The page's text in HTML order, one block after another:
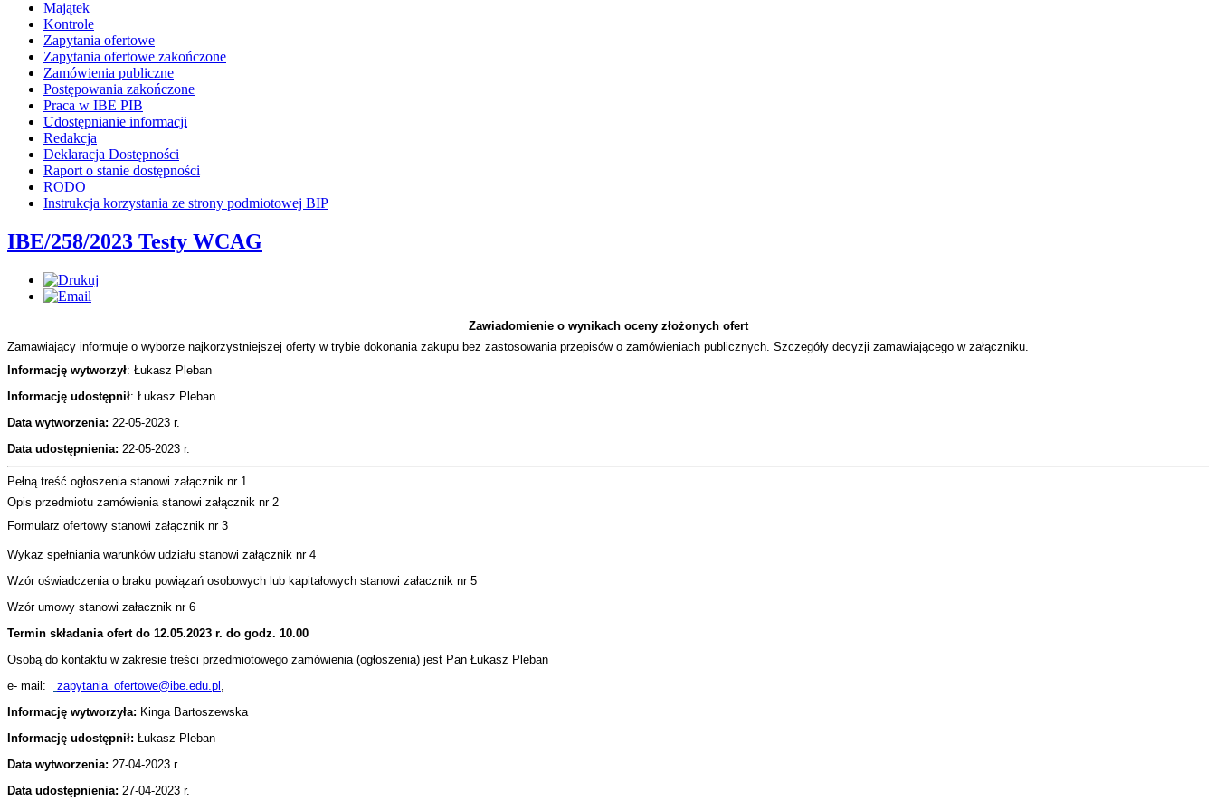
Majątek
Kontrole
Zapytania ofertowe
Zapytania ofertowe zakończone
Zamówienia publiczne
Postępowania zakończone
Praca w IBE PIB
Udostępnianie informacji
Redakcja
Deklaracja Dostępności
Raport o stanie dostępności
RODO
Instrukcja korzystania ze strony podmiotowej BIP
IBE/258/2023 Testy WCAG
Zawiadomienie o wynikach oceny złożonych ofert
Zamawiający informuje o wyborze najkorzystniejszej oferty w trybie dokonania zakupu bez zastosowania przepisów o zamówieniach publicznych. Szczegóły decyzji zamawiającego w załączniku
Informację wytworzył: Łukasz Pleban
Informację udostępnił: Łukasz Pleban
Data wytworzenia: 22-05-2023 r.
Data udostępnienia: 22-05-2023 r.
Pełną treść ogłoszenia stanowi załącznik nr 1
Opis przedmiotu zamówienia stanowi załącznik nr 2
Formularz ofertowy stanowi załącznik nr 3
Wykaz spełniania warunków udziału stanowi załącznik nr 4
Wzór oświadczenia o braku powiązań osobowych lub kapitałowych stanowi załacznik nr 5
Wzór umowy stanowi załacznik nr 6
Termin składania ofert do 12.05.2023 r. do godz. 10.00
Osobą do kontaktu w zakresie treści przedmiotowego zamówienia (ogłoszenia) jest Pan Łukasz Pleban
e- mail:
zapytania_ofertowe@ibe.edu.pl
Informację wytworzyła: Kinga Bartoszewska
Informację udostępnił: Łukasz Pleban
Data wytworzenia: 27-04-2023 r.
Data udostępnienia: 27-04-2023 r.